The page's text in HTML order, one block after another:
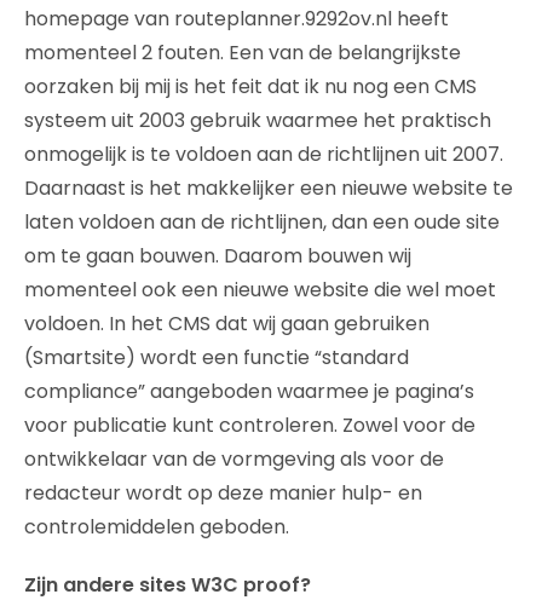
homepage van routeplanner.9292ov.nl heeft
momenteel 2 fouten. Een van de belangrijkste
oorzaken bij mij is het feit dat ik nu nog een CMS
systeem uit 2003 gebruik waarmee het praktisch
onmogelijk is te voldoen aan de richtlijnen uit 2007.
Daarnaast is het makkelijker een nieuwe website te
laten voldoen aan de richtlijnen, dan een oude site
om te gaan bouwen. Daarom bouwen wij
momenteel ook een nieuwe website die wel moet
voldoen. In het CMS dat wij gaan gebruiken
(Smartsite) wordt een functie “standard
compliance” aangeboden waarmee je pagina’s
voor publicatie kunt controleren. Zowel voor de
ontwikkelaar van de vormgeving als voor de
redacteur wordt op deze manier hulp- en
controlemiddelen geboden.
Zijn andere sites W3C proof?